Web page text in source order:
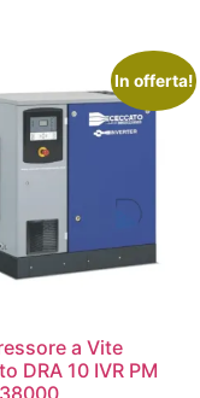
In offerta!
a Vite
DRA 10 IVR PM